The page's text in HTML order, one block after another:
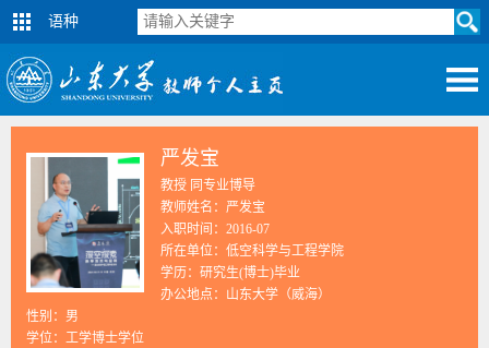
语种
严发宝
教授 同专业博导
教师姓名：严发宝
入职时间：2016-07
所在单位：低空科学与工程学院
学历：研究生(博士)毕业
办公地点：山东大学（威海）
性别：男
学位：工学博士学位